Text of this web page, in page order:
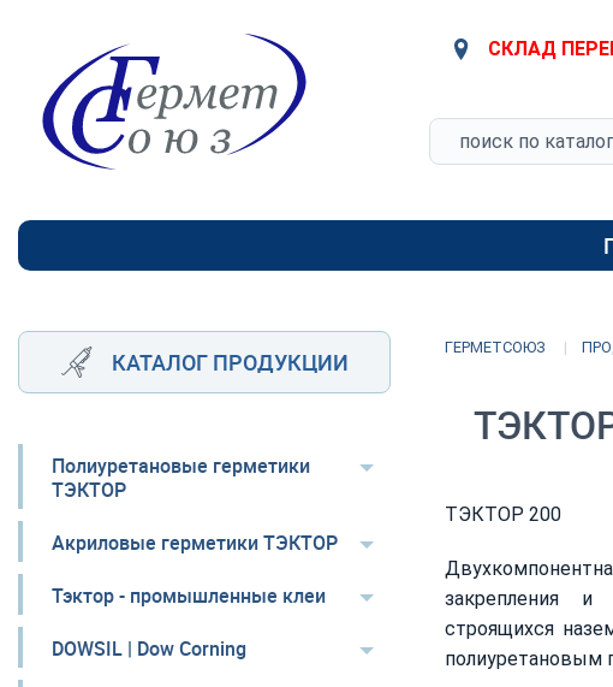
СКЛАД
КАТАЛОГ ПРОДУКЦИИ
Полиуретановые герметики
ТЭКТОР
Акриловые герметики ТЭКТОР
Тэктор - промышленные клеи
DOWSIL | Dow Corning
ГЕРМЕТСОЮЗ
ТЭКТОР 200
закрепления и
строящихся
полиуретановым